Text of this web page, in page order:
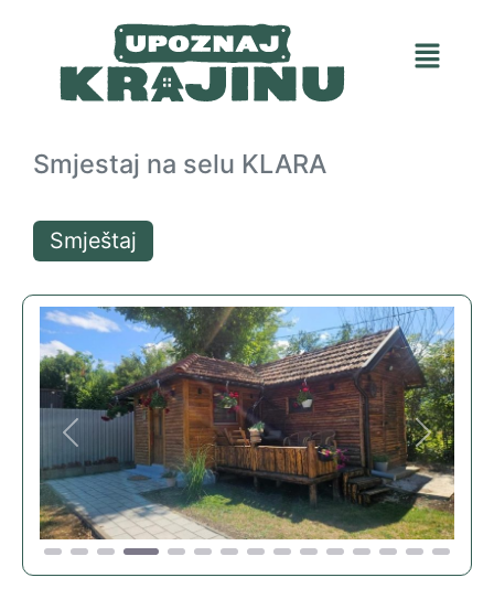
Smjestaj na selu KLARA
Smještaj
Previous Next